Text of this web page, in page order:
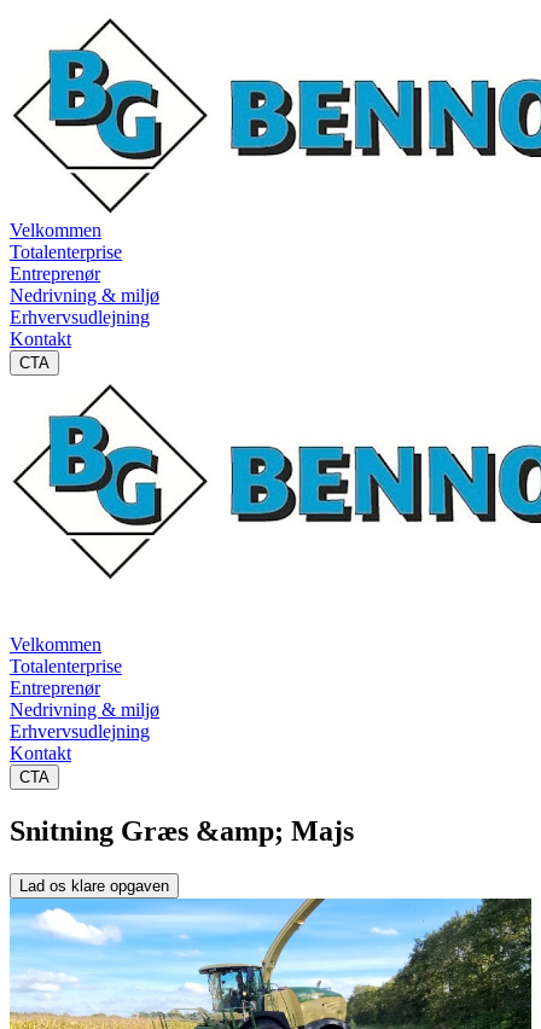
Velkommen
Totalenterprise
Entreprenør
Nedrivning & miljø
Erhvervsudlejning
Kontakt
CTA
Velkommen
Totalenterprise
Entreprenør
Nedrivning & miljø
Erhvervsudlejning
Kontakt
CTA
Snitning Græs &amp; Majs
Lad os klare opgaven